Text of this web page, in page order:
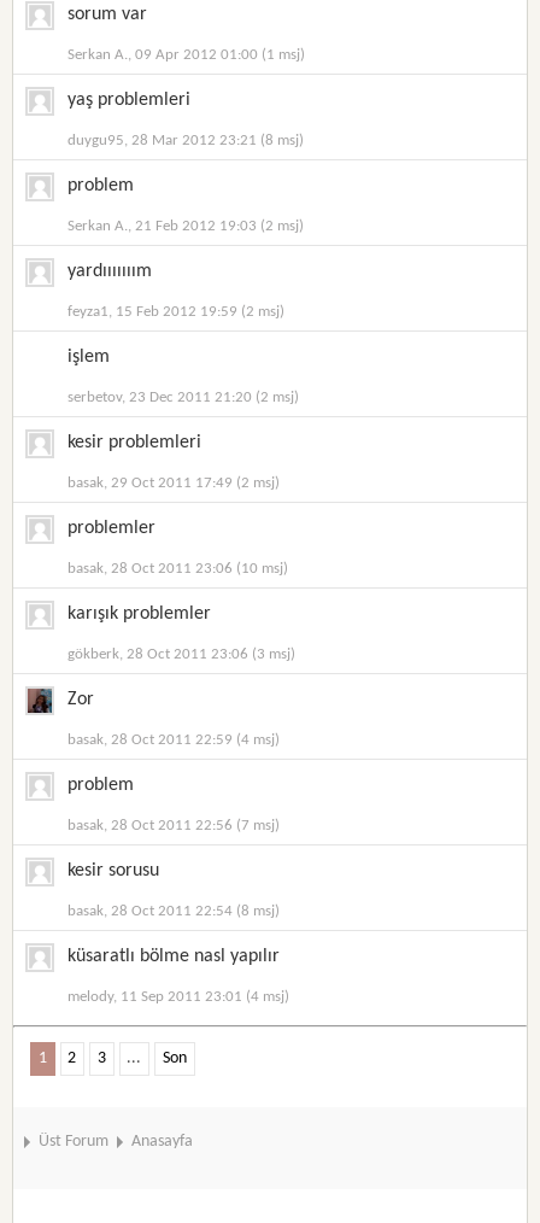
sorum var
Serkan A., 09 Apr 2012 01:00 (1 msj)
yaş problemleri
duygu95, 28 Mar 2012 23:21 (8 msj)
problem
Serkan A., 21 Feb 2012 19:03 (2 msj)
yardııııııım
feyza1, 15 Feb 2012 19:59 (2 msj)
işlem
serbetov, 23 Dec 2011 21:20 (2 msj)
kesir problemleri
basak, 29 Oct 2011 17:49 (2 msj)
problemler
basak, 28 Oct 2011 23:06 (10 msj)
karışık problemler
gökberk, 28 Oct 2011 23:06 (3 msj)
Zor
basak, 28 Oct 2011 22:59 (4 msj)
problem
basak, 28 Oct 2011 22:56 (7 msj)
kesir sorusu
basak, 28 Oct 2011 22:54 (8 msj)
küsaratlı bölme nasl yapılır
melody, 11 Sep 2011 23:01 (4 msj)
1 2 3 ... Son
Üst Forum Anasayfa